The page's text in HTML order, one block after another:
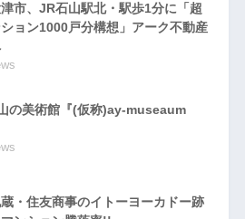
市、JR石山駅北・駅歩1分に「超
ョン1000戸分構想」アーク不動産
の美術館『(仮称)ay-museaum
・住友商事のイトーヨーカドー跡